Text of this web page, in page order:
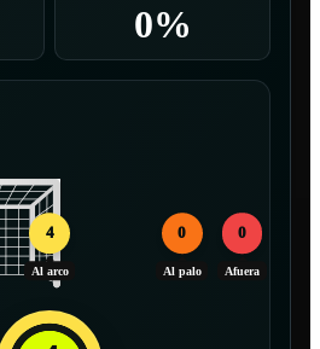
0%
4
Al arco
0
Al palo
0
Afuera